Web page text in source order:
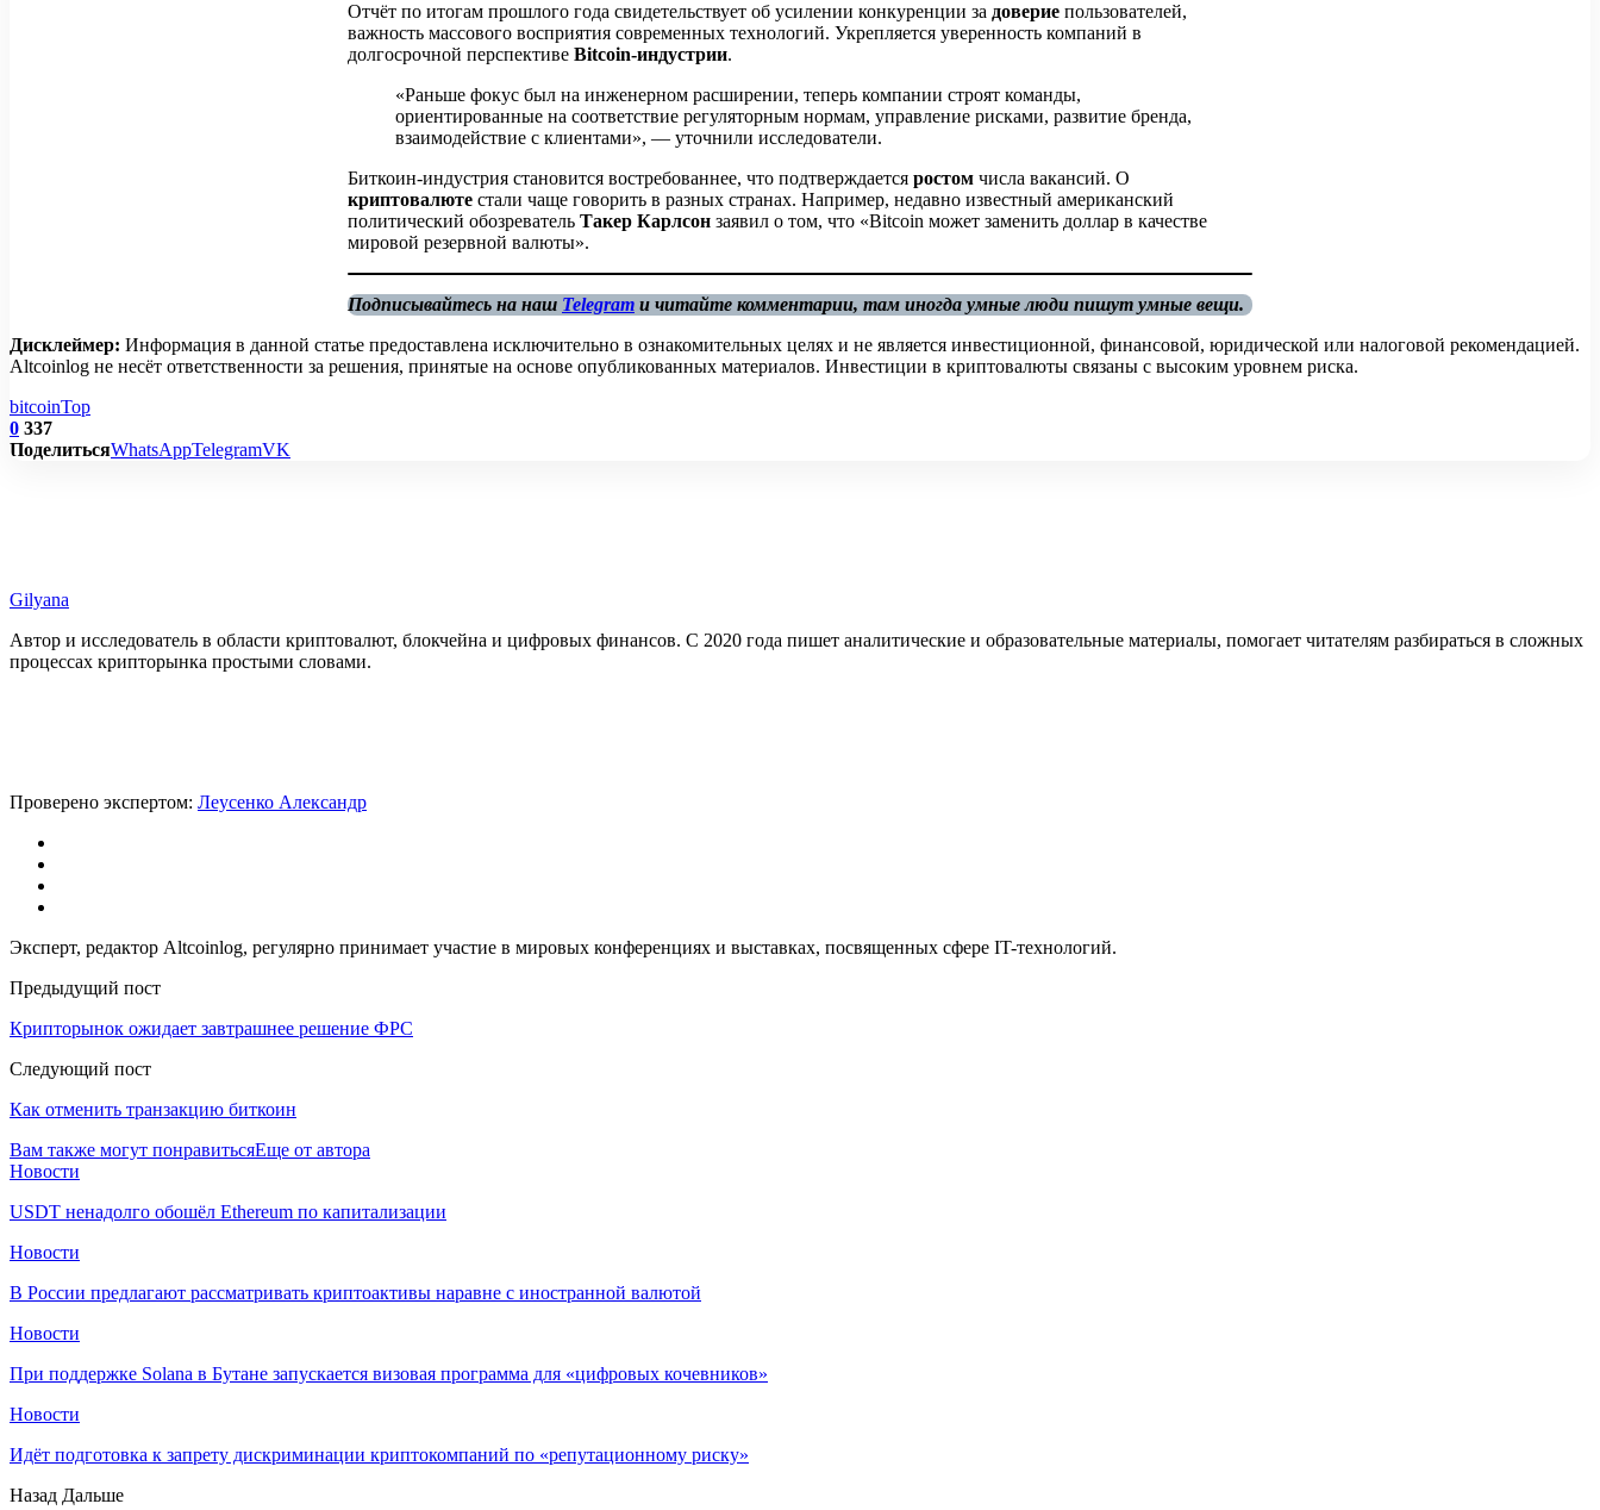
Отчёт по итогам прошлого года свидетельствует об усилении конкуренции за доверие пользователей,
важность массового восприятия современных технологий. Укрепляется уверенность компаний в
долгосрочной перспективе Bitcoin-индустрии.
«Раньше фокус был на инженерном расширении, теперь компании строят команды,
ориентированные на соответствие регуляторным нормам, управление рисками, развитие бренда,
взаимодействие с клиентами», — уточнили исследователи.
Биткоин-индустрия становится востребованнее, что подтверждается ростом числа вакансий. О
криптовалюте стали чаще говорить в разных странах. Например, недавно известный американский
политический обозреватель Такер Карлсон заявил о том, что «Bitcoin может заменить доллар в качестве
мировой резервной валюты».
Подписывайтесь на наш Telegram и читайте комментарии, там иногда умные люди пишут умные вещи.
Дисклеймер: Информация в данной статье предоставлена исключительно в ознакомительных целях и не является инвестиционной, финансовой, юридической или налоговой рекомендацией.
Altcoinlog не несёт ответственности за решения, принятые на основе опубликованных материалов. Инвестиции в криптовалюты связаны с высоким уровнем риска.
bitcoinTop
0 337
ПоделитьсяWhatsAppTelegramVK
Gilyana
Автор и исследователь в области криптовалют, блокчейна и цифровых финансов. С 2020 года пишет аналитические и образовательные материалы, помогает читателям разбираться в сложных
процессах крипторынка простыми словами.
Проверено экспертом: Леусенко Александр
Эксперт, редактор Altcoinlog, регулярно принимает участие в мировых конференциях и выставках, посвященных сфере IT-технологий.
Предыдущий пост
Крипторынок ожидает завтрашнее решение ФРС
Следующий пост
Как отменить транзакцию биткоин
Вам также могут понравитьсяЕще от автора
Новости
USDT ненадолго обошёл Ethereum по капитализации
Новости
В России предлагают рассматривать криптоактивы наравне с иностранной валютой
Новости
При поддержке Solana в Бутане запускается визовая программа для «цифровых кочевников»
Новости
Идёт подготовка к запрету дискриминации криптокомпаний по «репутационному риску»
Назад Дальше